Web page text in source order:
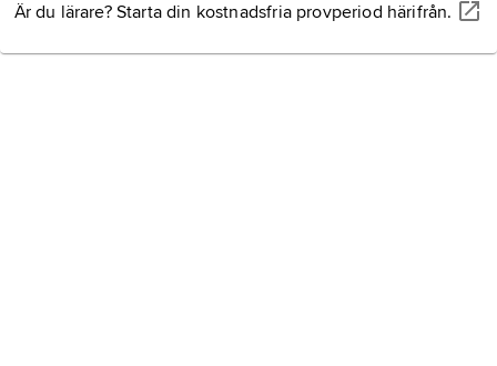
Är du lärare? Starta din kostnadsfria provperiod härifrån.